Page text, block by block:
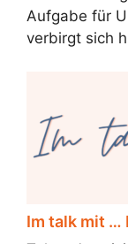
Aufgabe für
verbirgt sich
Im talk mit …